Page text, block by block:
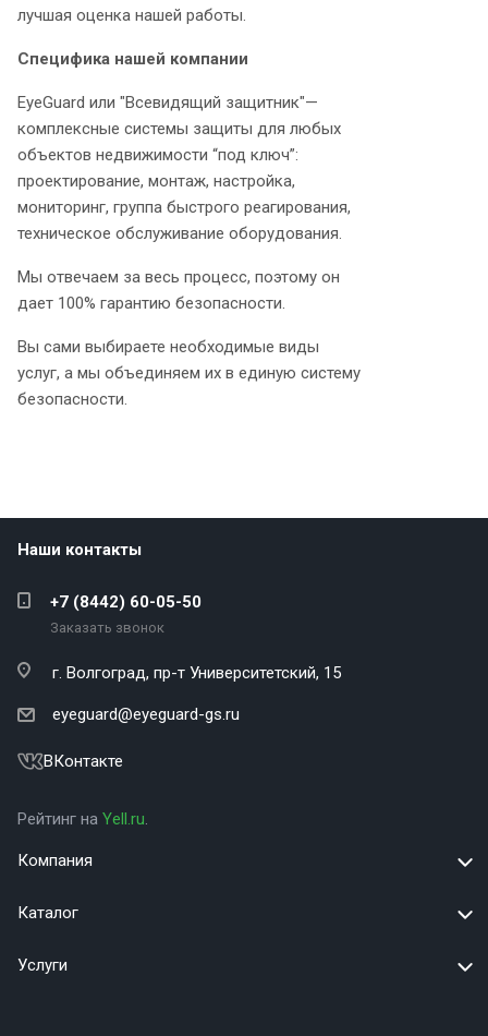
лучшая оценка нашей работы.
Специфика нашей компании
EyeGuard или "Всевидящий защитник"—
комплексные системы защиты для любых
объектов недвижимости “под ключ”:
проектирование, монтаж, настройка,
мониторинг, группа быстрого реагирования,
техническое обслуживание оборудования.
Мы отвечаем за весь процесс, поэтому он
дает 100% гарантию безопасности.
Вы сами выбираете необходимые виды
услуг, а мы объединяем их в единую систему
безопасности.
Наши контакты
+7 (8442) 60-05-50
Заказать звонок
г. Волгоград, пр-т Университетский, 15
eyeguard@eyeguard-gs.ru
ВКонтакте
Рейтинг на Yell.ru.
Компания
Каталог
Услуги